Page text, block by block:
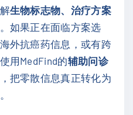
生物标志物、治疗方案
如果正在面临方案选
外抗癌药信息，或有跨
用MedFind的辅助问诊
把零散信息真正转化为